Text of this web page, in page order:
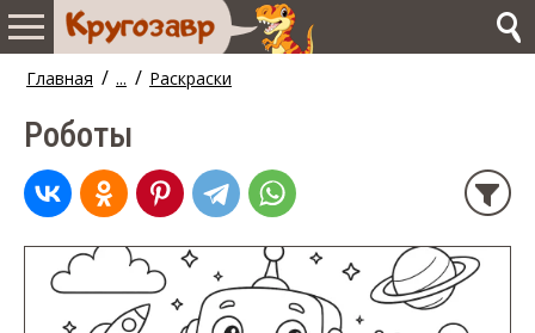
Главная / ... / Раскраски
Роботы